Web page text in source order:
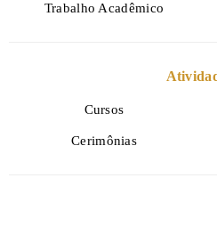
Trabalho Acadêmico
Cursos
Cerimônias